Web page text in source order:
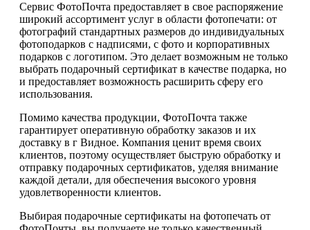
Сервис ФотоПочта предоставляет в свое распоряжение
широкий ассортимент услуг в области фотопечати: от
фотографий стандартных размеров до индивидуальных
фотоподарков с надписями, с фото и корпоративных
подарков с логотипом. Это делает возможным не только
выбрать подарочный сертификат в качестве подарка, но
и предоставляет возможность расширить сферу его
использования.
Помимо качества продукции, ФотоПочта также
гарантирует оперативную обработку заказов и их
доставку в г Видное. Компания ценит время своих
клиентов, поэтому осуществляет быструю обработку и
отправку подарочных сертификатов, уделяя внимание
каждой детали, для обеспечения высокого уровня
удовлетворенности клиентов.
Выбирая подарочные сертификаты на фотопечать от